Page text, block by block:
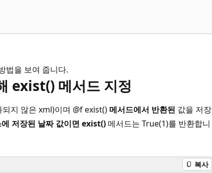
법을 보여 줍니다.
exist() 메서드 지정
지 않은 xml)이며 @f exist() 메서드에서 반환된 값을 저장
저장된 날짜 값이면 exist() 메서드는 True(1)를 반환합니
복사